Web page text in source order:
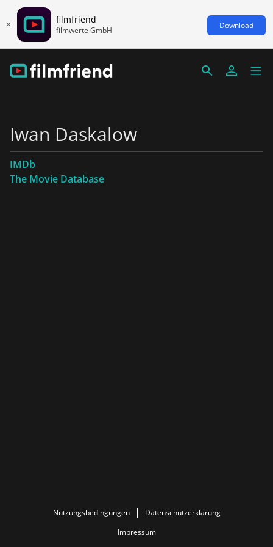
filmfriend
filmwerte GmbH Download
Iwan Daskalow
IMDb
The Movie Database
Nutzungsbedingungen
Datenschutzerklärung
Impressum